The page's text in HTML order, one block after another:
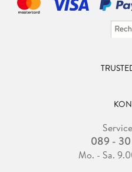
089 -
Mo. - Sa.